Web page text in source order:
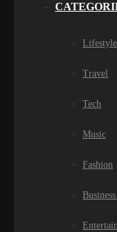
Lifestyle
Travel
Tech
Music
Fashion
Business